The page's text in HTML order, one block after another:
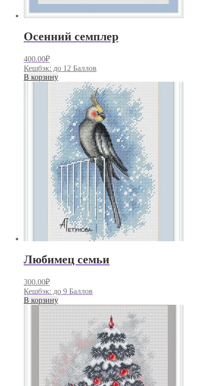
Осенний семплер
400.00₽
Кешбэк: до 12 Баллов
В корзину
Любимец семьи
300.00₽
Кешбэк: до 9 Баллов
В корзину